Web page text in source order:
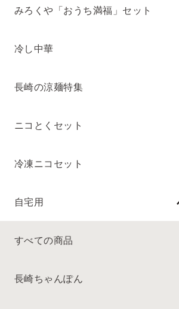
みろくや「おうち満福」セット
冷し中華
長崎の涼麺特集
ニコとくセット
冷凍ニコセット
自宅用
すべての商品
長崎ちゃんぽん